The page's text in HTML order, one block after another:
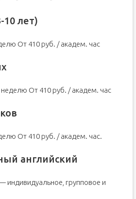
10 лет)
От 410 руб. / академ. час
От 410 руб. / академ. час
От 410 руб. / академ. час.
английский
индивидуальное, групповое и